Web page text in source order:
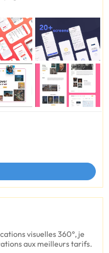
visuelles 360°, je
aux meilleurs tarifs.